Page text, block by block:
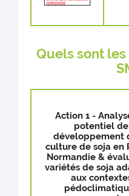
Quels sont
Action 1 -
potentiel de
développement
culture de soja en
Normandie &
variétés de soja
aux